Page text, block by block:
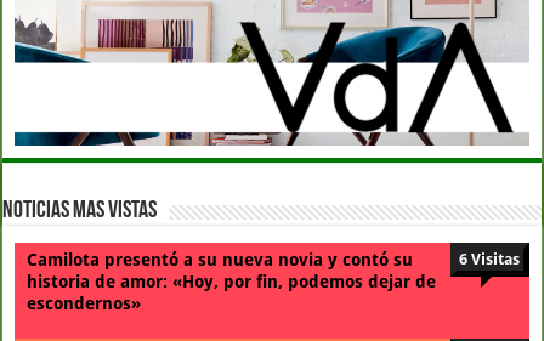
Noticias Mas Vistas
Camilota presentó a su nueva novia y contó su
historia de amor: «Hoy, por fin, podemos dejar de
escondernos»
6 Visitas